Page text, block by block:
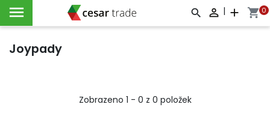
   | add shopping_cart0
Joypady
Zobrazeno 1 - 0 z 0 položek